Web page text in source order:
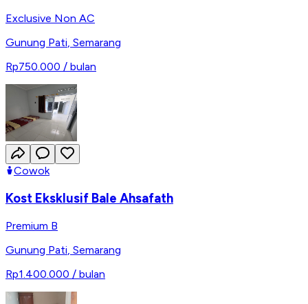
Exclusive Non AC
Gunung Pati, Semarang
Rp750.000 / bulan
Cowok
Kost Eksklusif Bale Ahsafath
Premium B
Gunung Pati, Semarang
Rp1.400.000 / bulan